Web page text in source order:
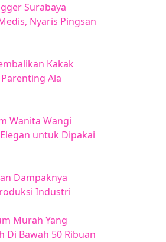
Surabaya
Nyaris Pingsan
Kakak
Ala
Wanita Wangi
untuk Dipakai
Dampaknya
Industri
Murah Yang
Di Bawah 50 Ribuan